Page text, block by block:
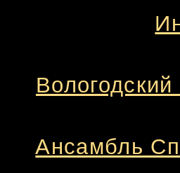
Ансамбль